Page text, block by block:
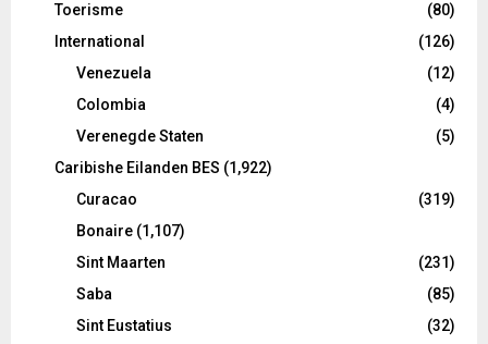
Toerisme
(80)
International
(126)
Venezuela
(12)
Colombia
(4)
Verenegde Staten
(5)
Caribishe Eilanden BES (1,922)
Curacao
(319)
Bonaire (1,107)
Sint Maarten
(231)
Saba
(85)
Sint Eustatius
(32)